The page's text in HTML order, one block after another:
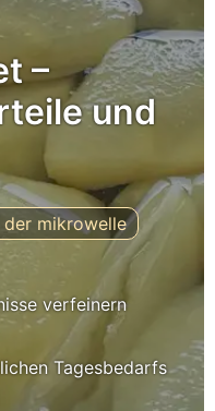
–
und
der mikrowelle
verfeinern
Tagesbedarfs